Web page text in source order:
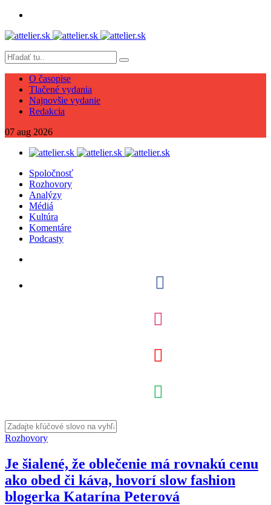
O časopise
Tlačené vydania
Najnovšie vydanie
Redakcia
07 aug 2026
Spoločnosť
Rozhovory
Analýzy
Médiá
Kultúra
Komentáre
Podcasty
Rozhovory
Je šialené, že oblečenie má rovnakú cenu
ako obed či káva, hovorí slow fashion
blogerka Katarína Peterová